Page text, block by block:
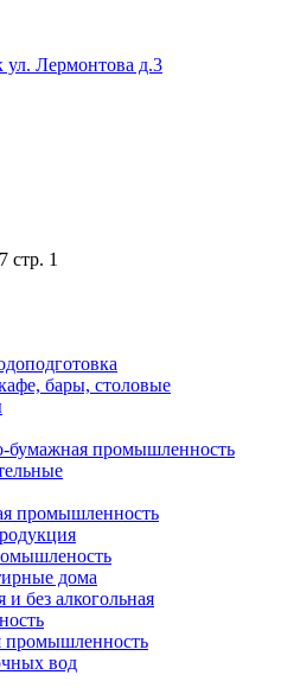
Лермонтова д.3
стр. 1
бары, столовые
бумажная промышленность
промышленность
дома
и без алкогольная
промышленность
вод